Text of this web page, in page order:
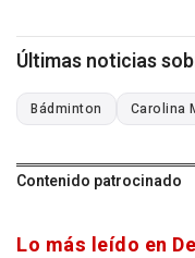
Últimas noticias
Bádminton Carolina
Contenido patrocinado
Lo más leído en